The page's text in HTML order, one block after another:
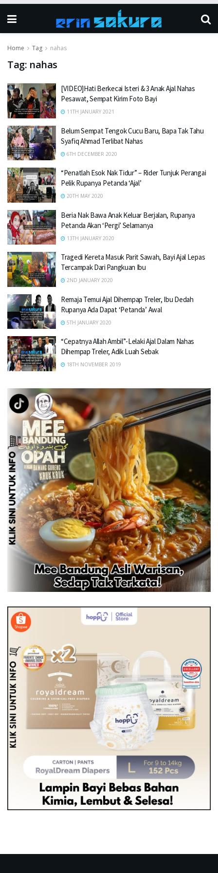
Home Tag nahas
Tag: nahas
[VIDEO]Hati Berkecai Isteri & 3 Anak Ajal Nahas
Pesawat, Sempat Kirim Foto Bayi
11TH JANUARY 2021
Belum Sempat Tengok Cucu Baru, Bapa Tak Tahu
Syafiq Ahmad Terlibat Nahas
6TH DECEMBER 2020
“Penatlah Esok Nak Tidur” – Rider Tunjuk Perangai
Pelik Rupanya Petanda ‘Ajal’
20TH MAY 2020
Beria Nak Bawa Anak Keluar Berjalan, Rupanya
Petanda Akan ‘Pergi’ Selamanya
13TH JANUARY 2020
Tragedi Kereta Masuk Parit Sawah, Bayi Ajal Lepas
Tercampak Dari Pangkuan Ibu
2ND JANUARY 2020
Remaja Temui Ajal Dihempap Treler, Ibu Dedah
Rupanya Ada Dapat ‘Petanda’ Awal
5TH JANUARY 2020
“Cepatnya Allah Ambil”-Lelaki Ajal Dalam Nahas
Dihempap Treler, Adik Luah Sebak
18TH NOVEMBER 2019